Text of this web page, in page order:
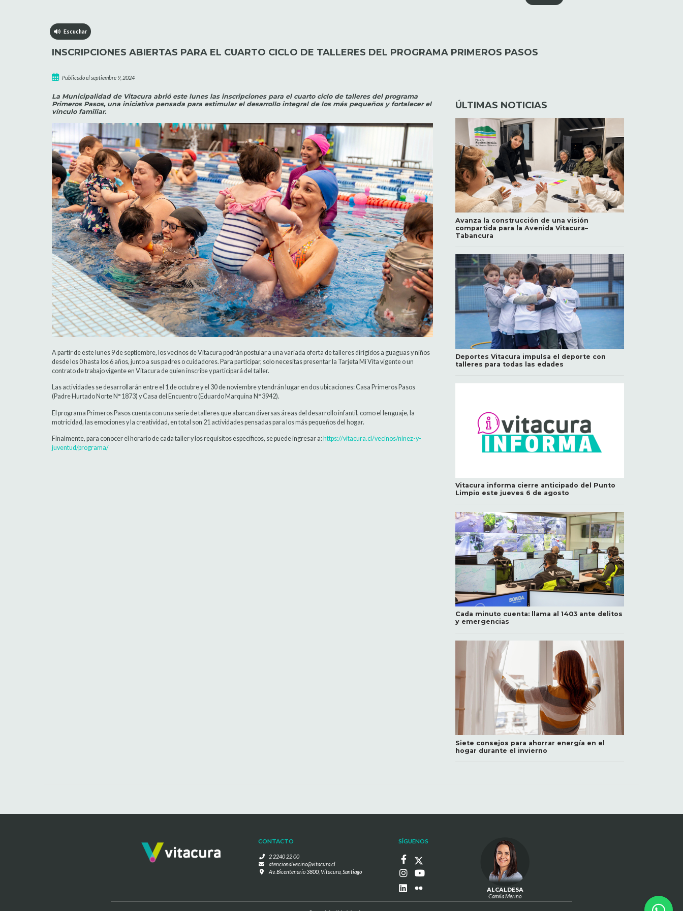
Escuchar
INSCRIPCIONES ABIERTAS PARA EL CUARTO CICLO DE TALLERES DEL PROGRAMA PRIMEROS PASOS
Publicado el septiembre 9, 2024
La Municipalidad de Vitacura abrió este lunes las inscripciones para el cuarto ciclo de talleres del programa
Primeros Pasos, una iniciativa pensada para estimular el desarrollo integral de los más pequeños y fortalecer el
vínculo familiar.
A partir de este lunes 9 de septiembre, los vecinos de Vitacura podrán postular a una variada oferta de talleres dirigidos a guaguas y niños
desde los 0 hasta los 6 años, junto a sus padres o cuidadores. Para participar, solo necesitas presentar la Tarjeta Mi Vita vigente o un
contrato de trabajo vigente en Vitacura de quien inscribe y participará del taller.
Las actividades se desarrollarán entre el 1 de octubre y el 30 de noviembre y tendrán lugar en dos ubicaciones: Casa Primeros Pasos
(Padre Hurtado Norte N° 1873) y Casa del Encuentro (Eduardo Marquina N° 3942).
El programa Primeros Pasos cuenta con una serie de talleres que abarcan diversas áreas del desarrollo infantil, como el lenguaje, la
motricidad, las emociones y la creatividad, en total son 21 actividades pensadas para los más pequeños del hogar.
Finalmente, para conocer el horario de cada taller y los requisitos específicos, se puede ingresar a: https://vitacura.cl/vecinos/ninez-y-
juventud/programa/
ÚLTIMAS NOTICIAS
Avanza la construcción de una visión
compartida para la Avenida Vitacura–
Tabancura
Deportes Vitacura impulsa el deporte con
talleres para todas las edades
Vitacura informa cierre anticipado del Punto
Limpio este jueves 6 de agosto
Cada minuto cuenta: llama al 1403 ante delitos
y emergencias
Siete consejos para ahorrar energía en el
hogar durante el invierno
CONTACTO
2 2240 22 00
atencionalvecino@vitacura.cl
Av. Bicentenario 3800, Vitacura, Santiago
SÍGUENOS
ALCALDESA
Camila Merino